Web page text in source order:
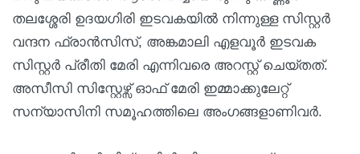
തലശ്ശേരി ഉദയഗിരി ഇടവകയില്‍ നിന്നുള്ള സിസ്റ്റര്‍
വന്ദന ഫ്രാന്‍സിസ്, അങ്കമാലി എളവൂര്‍ ഇടവക
സിസ്റ്റര്‍ പ്രീതി മേരി എന്നിവരെ അറസ്റ്റ് ചെയ്തത്.
അസീസി സിസ്റ്റേഴ്സ് ഓഫ് മേരി ഇമ്മാക്കുലേറ്റ്
സന്യാസിനി സമൂഹത്തിലെ അംഗങ്ങളാണിവര്‍.